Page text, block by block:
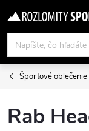
na
obsah
Športové oblečenie
Rab